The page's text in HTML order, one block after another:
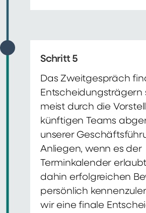
Schritt 5
Das Zweitgespräch
Entscheidungsträgern
meist durch die
künftigen Teams
unserer
Anliegen, wenn es der
Terminkalender
dahin erfolgreichen
persönlich
wir eine finale